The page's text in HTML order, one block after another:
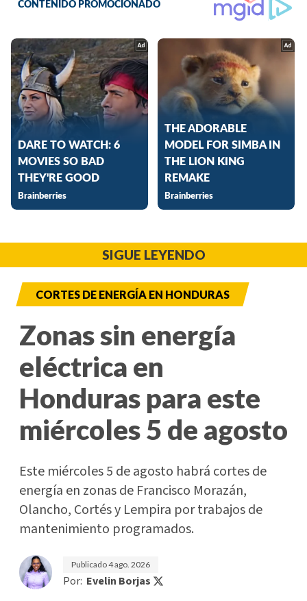
SIGUE LEYENDO
CORTES DE ENERGÍA EN HONDURAS
Zonas sin energía
eléctrica en
Honduras para este
miércoles 5 de agosto
Este miércoles 5 de agosto habrá cortes de
energía en zonas de Francisco Morazán,
Olancho, Cortés y Lempira por trabajos de
mantenimiento programados.
Publicado4 ago. 2026
Por: Evelin Borjas